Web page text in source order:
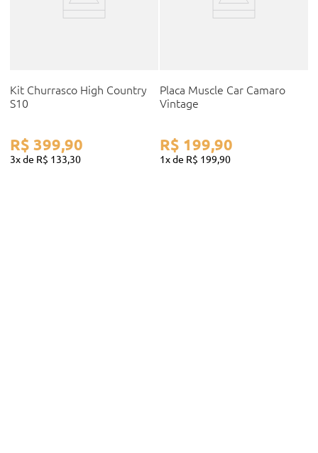
Kit Churrasco High Country
S10
R$ 399,90
3 R$ 133,30
Placa Muscle Car Camaro
Vintage
R$ 199,90
1 R$ 199,90